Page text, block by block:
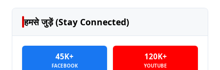
हमसे जुड़ें (Stay Connected)
45K+
FACEBOOK
120K+
YOUTUBE